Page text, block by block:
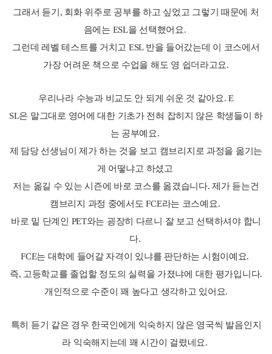
그래서 듣기, 회화 위주로 공부를 하고 싶었고 그렇기 때문에 처
음에는 ESL을 선택했어요.
그런데 레벨 테스트를 거치고 ESL 반을 들어갔는데 이 코스에서
가장 어려운 책으로 수업을 해도 영 쉽더라고요.
우리나라 수능과 비교도 안 되게 쉬운 것 같아요. E
SL은 말그대로 영어에 대한 기초가 전혀 잡히지 않은 학생들이 하
는 공부예요.
제 담당 선생님이 제가 하는 것을 보고 캠브리지로 과정을 옮기는
게 어떻냐고 하셨고
저는 옮길 수 있는 시즌에 바로 코스를 옮겼습니다. 제가 듣는건
캠브리지 과정 중에서도 FCE라는 코스예요.
바로 밑 단계인 PET와는 굉장히 다르니 잘 보고 선택하셔야 합니
다.
FCE는 대학에 들어갈 자격이 있냐를 판단하는 시험이예요.
즉, 고등학교를 졸업할 정도의 실력을 가졌냐에 대한 평가입니다.
개인적으로 수준이 꽤 높다고 생각하고 있어요.
특히 듣기 같은 경우 한국인에게 익숙하지 않은 영국씩 발음인지
라 익숙해지는데 꽤 시간이 걸렸네요.